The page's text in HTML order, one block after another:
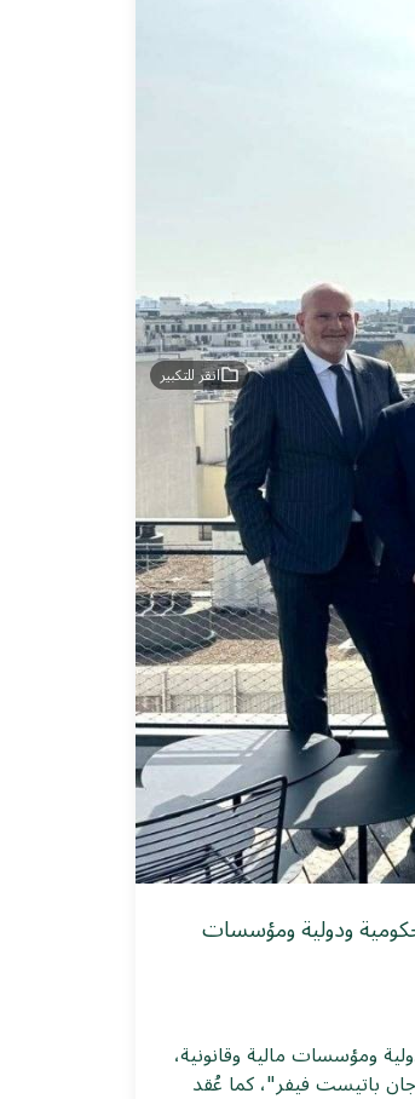
انقر للتكبير
ودولية ومؤسسات
ومؤسسات مالية وقانونية،
باتيست فيفر"، كما عُقد